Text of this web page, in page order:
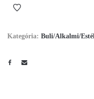
Kategória: Buli/Alkalmi/